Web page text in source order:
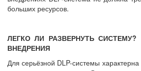
больших ресурсов.
ЛЕГКО ЛИ РАЗВЕРНУТЬ
ВНЕДРЕНИЯ
Для серьёзной DLP-системы